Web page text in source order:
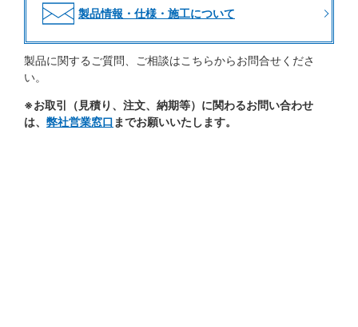
製品情報・仕様・施工について
製品に関するご質問、ご相談はこちらからお問合せくださ
い。
※お取引（見積り、注文、納期等）に関わるお問い合わせ
は、 弊社営業窓口 までお願いいたします。